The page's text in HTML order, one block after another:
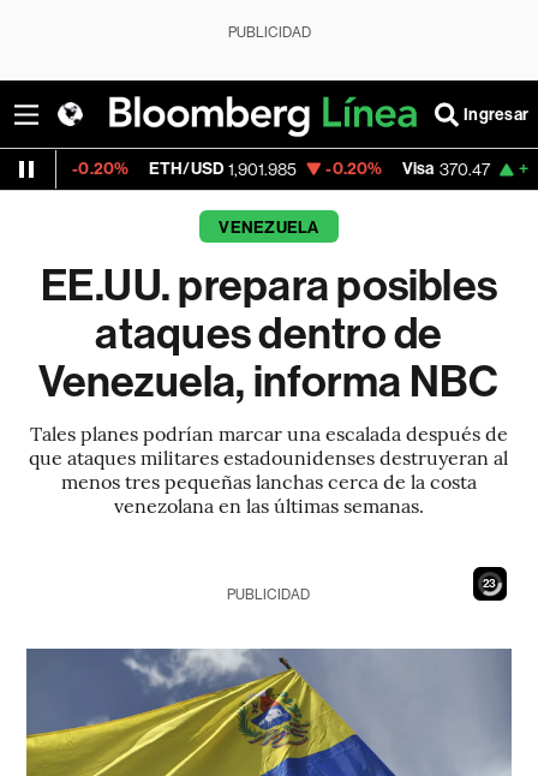
PUBLICIDAD
Ingresar
ETH/USD 1,901.985 -0.20% Visa 370.47 +0.52%
VENEZUELA
EE.UU. prepara posibles
ataques dentro de
Venezuela, informa NBC
Tales planes podrían marcar una escalada después de
que ataques militares estadounidenses destruyeran al
menos tres pequeñas lanchas cerca de la costa
venezolana en las últimas semanas.
22
PUBLICIDAD